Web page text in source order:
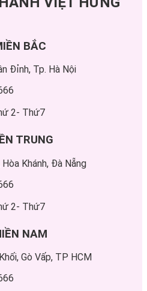
BẮC
Đỉnh, Tp. Hà Nội
2- Thứ7
TRUNG
Khánh, Đà Nẵng
2- Thứ7
NAM
Gò Vấp, TP HCM